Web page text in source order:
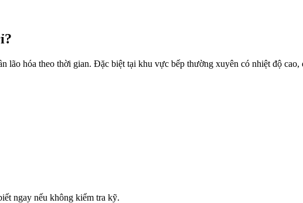
lão hóa theo thời gian. Đặc biệt tại khu vực bếp thường xuyên có nhiệt độ
ngay nếu không kiểm tra kỹ.